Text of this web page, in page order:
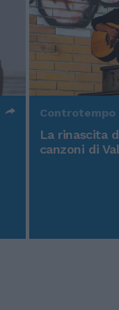
Controtempo
La rinascita
canzoni di